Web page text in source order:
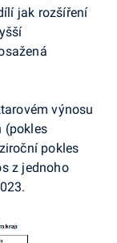
jak rozšíření
výnosu
(pokles
pokles
z jednoho